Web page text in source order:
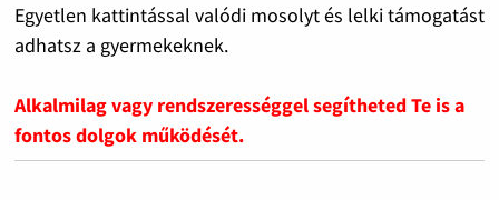
Egyetlen kattintással valódi mosolyt és lelki támogatást
adhatsz a gyermekeknek.
Alkalmilag vagy rendszerességgel segítheted Te is a
fontos dolgok működését.